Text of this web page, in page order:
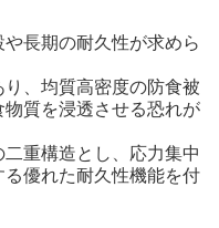
長期の耐久性が求めら
、均質高密度の防食被
質を浸透させる恐れが
重構造とし、応力集中
優れた耐久性機能を付